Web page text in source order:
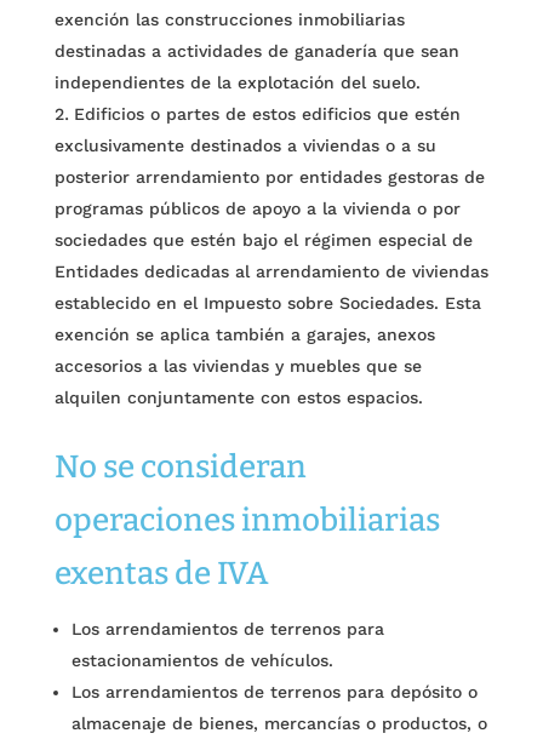
exención las construcciones inmobiliarias
destinadas a actividades de ganadería que sean
independientes de la explotación del suelo.
Edificios o partes de estos edificios que estén
exclusivamente destinados a viviendas o a su
posterior arrendamiento por entidades gestoras de
programas públicos de apoyo a la vivienda o por
sociedades que estén bajo el régimen especial de
Entidades dedicadas al arrendamiento de viviendas
establecido en el Impuesto sobre Sociedades. Esta
exención se aplica también a garajes, anexos
accesorios a las viviendas y muebles que se
alquilen conjuntamente con estos espacios.
No se consideran
operaciones inmobiliarias
exentas de IVA
Los arrendamientos de terrenos para
estacionamientos de vehículos.
Los arrendamientos de terrenos para depósito o
almacenaje de bienes, mercancías o productos, o